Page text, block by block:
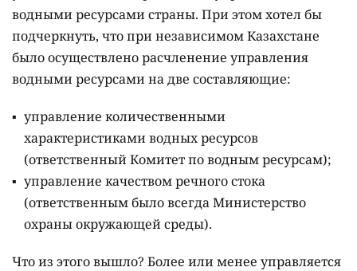
водными ресурсами страны. При этом хотел бы
подчеркнуть, что при независимом Казахстане
было осуществлено расчленение управления
водными ресурсами на две составляющие:
управление количественными
характеристиками водных ресурсов
(ответственный Комитет по водным ресурсам);
управление качеством речного стока
(ответственным было всегда Министерство
охраны окружающей среды).
Что из этого вышло? Более или менее управляется